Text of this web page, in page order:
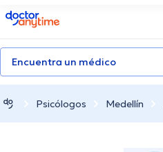
doctoranytime
Encuentra un médico
Psicólogos Medellín